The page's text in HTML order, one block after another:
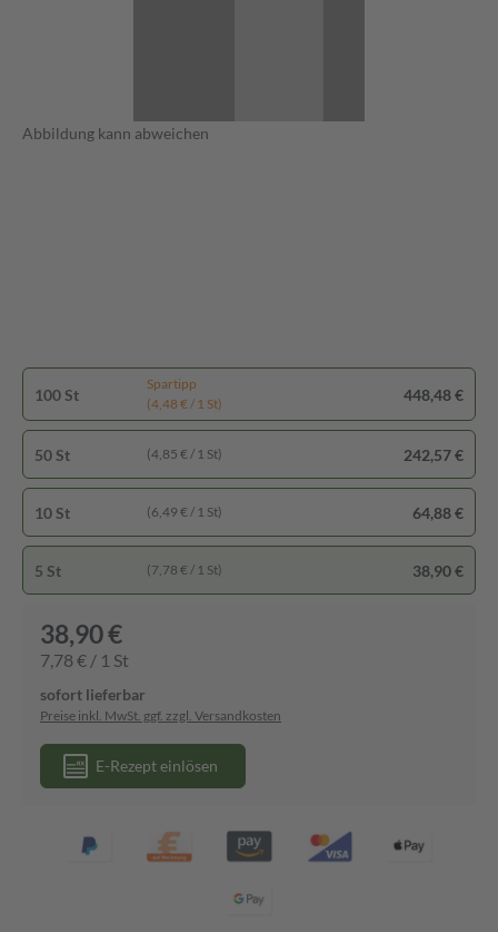
Abbildung kann abweichen
100 St
Spartipp
(4,48 € / 1 St)
448,48 €
50 St (4,85 € / 1 St) 242,57 €
10 St (6,49 € / 1 St) 64,88 €
5 St (7,78 € / 1 St) 38,90 €
38,90 €
7,78 € / 1 St
sofort lieferbar
Preise inkl. MwSt. ggf. zzgl. Versandkosten
E-Rezept einlösen